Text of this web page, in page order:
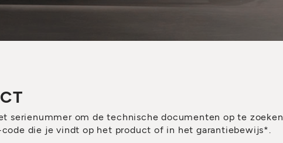
serienummer om de technische documenten op te zoeken,
die je vindt op het product of in het garantiebewijs*.